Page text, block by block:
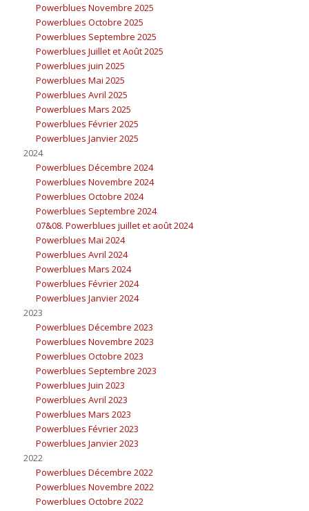
Powerblues Novembre 2025
Powerblues Octobre 2025
Powerblues Septembre 2025
Powerblues Juillet et Août 2025
Powerblues juin 2025
Powerblues Mai 2025
Powerblues Avril 2025
Powerblues Mars 2025
Powerblues Février 2025
Powerblues Janvier 2025
2024
Powerblues Décembre 2024
Powerblues Novembre 2024
Powerblues Octobre 2024
Powerblues Septembre 2024
07&08. Powerblues juillet et août 2024
Powerblues Mai 2024
Powerblues Avril 2024
Powerblues Mars 2024
Powerblues Février 2024
Powerblues Janvier 2024
2023
Powerblues Décembre 2023
Powerblues Novembre 2023
Powerblues Octobre 2023
Powerblues Septembre 2023
Powerblues Juin 2023
Powerblues Avril 2023
Powerblues Mars 2023
Powerblues Février 2023
Powerblues Janvier 2023
2022
Powerblues Décembre 2022
Powerblues Novembre 2022
Powerblues Octobre 2022